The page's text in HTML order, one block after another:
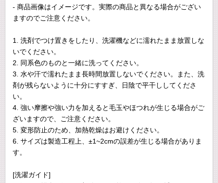
- 商品画像はイメージです。実際の商品と異なる場合がござい
ますのでご注意ください。
1. 洗剤でつけ置きをしたり、洗濯機などに濡れたまま放置しな
いでください。
2. 同系色のものと一緒に洗ってください。
3. 水や汗で濡れたまま長時間放置しないでください。また、洗
剤が残らないように十分にすすぎ、日陰で平干ししてくださ
い。
4. 強い摩擦や強い力を加えると毛玉やほつれが生じる場合がご
ざいますので、ご注意ください。
5. 変形防止のため、加熱乾燥はお避けください。
6. サイズは製造工程上、±1~2cmの誤差が生じる場合がありま
す。
[洗濯ガイド]